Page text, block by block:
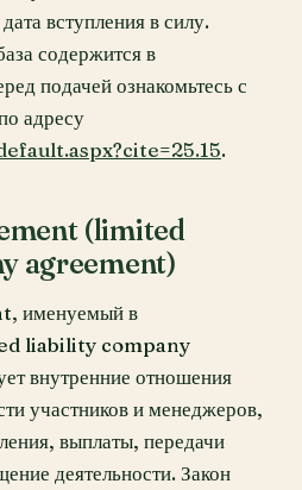
вступления в силу.
содержится в
подачей ознакомьтесь с
адресу
.
(limited
agreement)
именуемый в
liability company
внутренние отношения
участников и менеджеров,
выплаты, передачи
деятельности. Закон